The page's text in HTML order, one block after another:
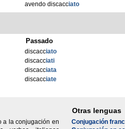
avendo discacciato
Passado
discacciato
discacciati
discacciata
discacciate
a la conjugación en
Otras lenguas
Conjugación